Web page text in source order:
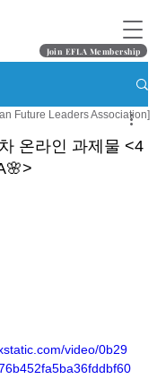
Join EFLA Membership
온라인 과제물 <4
Future Leaders Association]
video/0b29